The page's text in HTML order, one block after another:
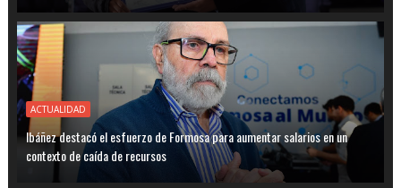
ACTUALIDAD
Ibáñez destacó el esfuerzo de Formosa para aumentar salarios en un
contexto de caída de recursos